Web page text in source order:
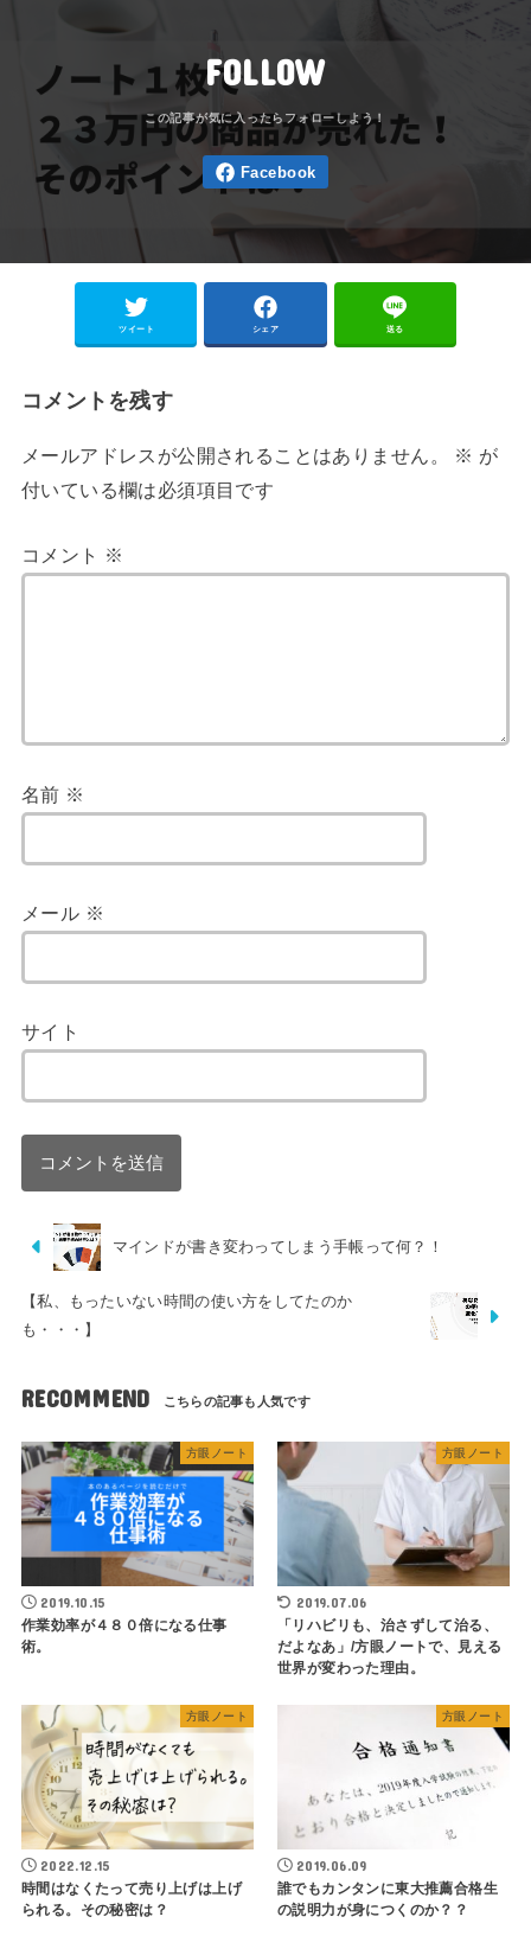
FOLLOW
ツイート シェア 送る
コメントを残す
メールアドレスが公開されることはありません。 ※ が
付いている欄は必須項目です
コメント ※
名前 ※
メール ※
サイト
マインドが書き変わってしまう手帳って何？！
【私、もったいない時間の使い方をしてたのか
も・・・】
RECOMMEND
方眼ノート
2019.10.15
作業効率が４８０倍になる仕事
術。
方眼ノート
2019.07.06
「リハビリも、治さずして治る、
だよなあ」/方眼ノートで、見える
世界が変わった理由。
方眼ノート
2022.12.15
時間はなくたって売り上げは上げ
られる。その秘密は？
方眼ノート
2019.06.09
誰でもカンタンに東大推薦合格生
の説明力が身につくのか？？